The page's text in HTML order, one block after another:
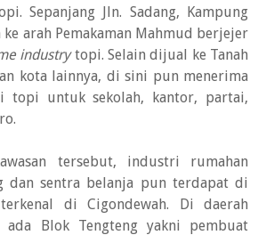
Sepanjang Jln. Sadang, Kampung
ke arah Pemakaman Mahmud berjejer
industrytopi. Selain dijual ke Tanah
kota lainnya, di sini pun menerima
topi untuk sekolah, kantor, partai,
tersebut, industri rumahan
dan sentra belanja pun terdapat di
di Cigondewah. Di daerah
ada Blok Tengteng yakni pembuat